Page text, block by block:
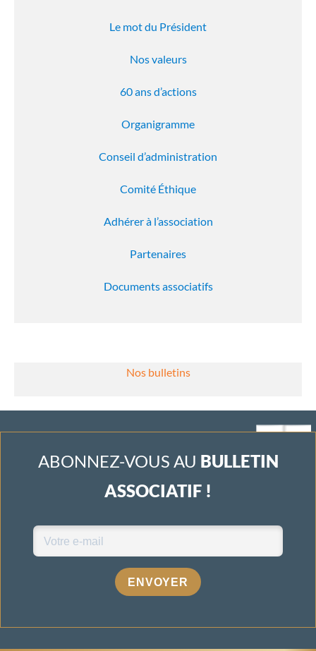
Le mot du Président
Nos valeurs
60 ans d’actions
Organigramme
Conseil d’administration
Comité Éthique
Adhérer à l’association
Partenaires
Documents associatifs
Nos bulletins
ABONNEZ-VOUS AU BULLETIN
ASSOCIATIF !
ENVOYER